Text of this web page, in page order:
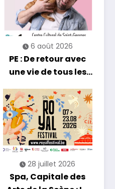
6 août 2026
PE : De retour avec
une vie de tous les
28 juillet 2026
Spa, Capitale des